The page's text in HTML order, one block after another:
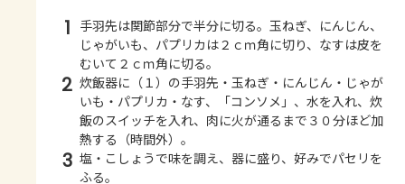
1 手羽先は関節部分で半分に切る。玉ねぎ、にんじん、
じゃがいも、パプリカは２ｃｍ角に切り、なすは皮を
むいて２ｃｍ角に切る。
2 炊飯器に（１）の手羽先・玉ねぎ・にんじん・じゃが
いも・パプリカ・なす、「コンソメ」、水を入れ、炊
飯のスイッチを入れ、肉に火が通るまで３０分ほど加
熱する（時間外）。
3 塩・こしょうで味を調え、器に盛り、好みでパセリを
ふる。